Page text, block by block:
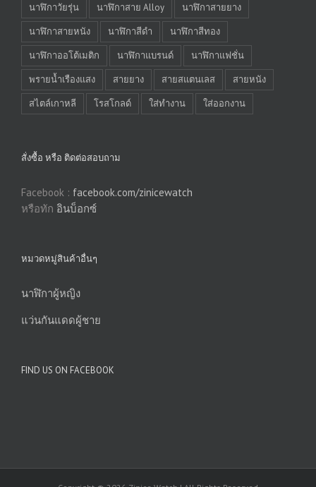
นาฬิกาวัยรุ่น
นาฬิกาสาย Alloy
นาฬิกาสายยาง
นาฬิกาสายหนัง
นาฬิกาสีดำ
นาฬิกาสีทอง
นาฬิกาออโต้เมติก
นาฬิกาแบรนด์
นาฬิกาแฟชั่น
พรายน้ำเรืองแสง
สายยาง สายสแตนเลส
สายหนัง
สไตล์เกาหลี
โรสโกลด์ ใส่ทำงาน ใส่ออกงาน
สั่งซื้อ หรือ ติดต่อสอบถาม
Facebook : facebook.com/zinicewatch
หรือทัก อินบ็อกซ์
หมวดหมู่สินค้าอื่นๆ
นาฬิกาผู้หญิง
แว่นกันแดดผู้ชาย
FIND US ON FACEBOOK